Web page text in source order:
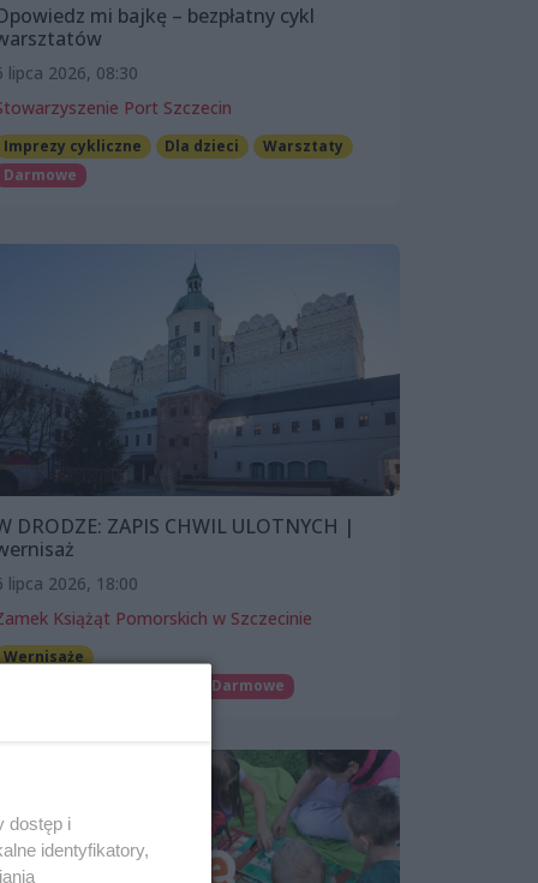
mi bajkę – bezpłatny cykl
lipca 2026, 08:30
Port Szczecin
Imprezy cykliczne Dla dzieci
Warsztaty
Darmowe
DRODZE: ZAPIS CHWIL ULOTNYCH |
lipca 2026, 18:00
Książąt Pomorskich w Szczecinie
Wernisaże
Darmowe
dostęp i
identyfikatory,